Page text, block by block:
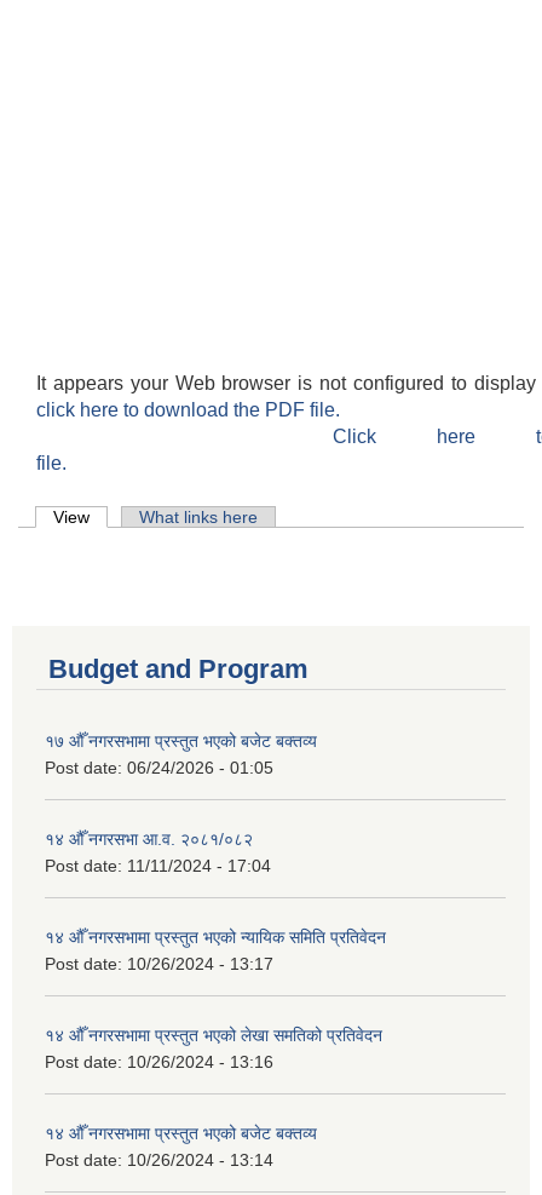
It appears your Web browser is not configured to
click here to download the PDF file.
Click here
file.
Primary tabs
View (active tab)What links here
Budget and Program
१७ औँ नगरसभामा प्रस्तुत भएको बजेट बक्तव्य
Post date: 06/24/2026 - 01:05
१४ औँ नगरसभा आ.व. २०८१/०८२
Post date: 11/11/2024 - 17:04
१४ औँ नगरसभामा प्रस्तुत भएको न्यायिक समिति प्रतिवेदन
Post date: 10/26/2024 - 13:17
१४ औँ नगरसभामा प्रस्तुत भएको लेखा समतिको प्रतिवेदन
Post date: 10/26/2024 - 13:16
१४ औँ नगरसभामा प्रस्तुत भएको बजेट बक्तव्य
Post date: 10/26/2024 - 13:14